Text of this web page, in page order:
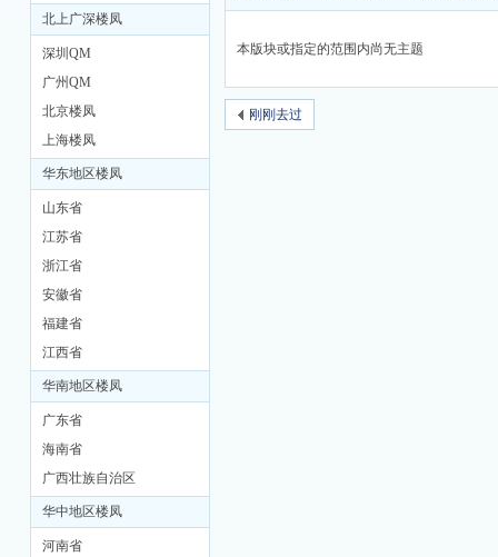
M
品
北上广深楼凤
深圳QM
广州QM
北京楼凤
上海楼凤
华东地区楼凤
山东省
江苏省
浙江省
安徽省
福建省
江西省
华南地区楼凤
广东省
海南省
广西壮族自治区
华中地区楼凤
河南省
本版块或指定的范围内尚无主题
刚刚去过